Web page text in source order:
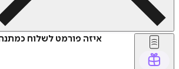
איזה פורמט לשלוח